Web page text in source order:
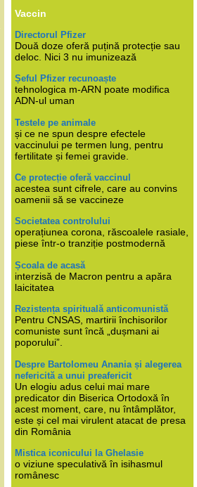
Vaccin
Directorul Pfizer
Două doze oferă puțină protecție sau
deloc. Nici 3 nu imunizează
Șeful Pfizer recunoaște
tehnologica m-ARN poate modifica
ADN-ul uman
Testele pe animale
și ce ne spun despre efectele
vaccinului pe termen lung, pentru
fertilitate și femei gravide.
Ce protecție oferă vaccinul
acestea sunt cifrele, care au convins
oamenii să se vaccineze
Societatea controlului
operațiunea corona, răscoalele rasiale,
piese într-o tranziție postmodernă
Școala de acasă
interzisă de Macron pentru a apăra
laicitatea
Rezistența spirituală anticomunistă
Pentru CNSAS, martirii închisorilor
comuniste sunt încă „dușmani ai
poporului”.
Despre Bartolomeu Anania și alegerea
nefericită a unui preafericit
Un elogiu adus celui mai mare
predicator din Biserica Ortodoxă în
acest moment, care, nu întâmplător,
este și cel mai virulent atacat de presa
din România
Mistica iconicului la Ghelasie
o viziune speculativă în isihasmul
românesc